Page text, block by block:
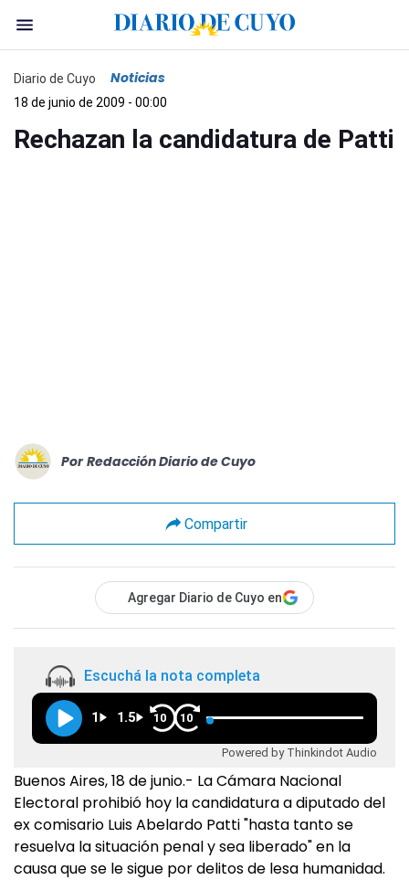
Diario de Cuyo Noticias
18 de junio de 2009 - 00:00
Rechazan la candidatura de Patti
Por Redacción Diario de Cuyo
Compartir
Agregar Diario de Cuyo en
Escuchá la nota completa
1 1.5 10 10
Powered by Thinkindot Audio
Buenos Aires, 18 de junio.- La Cámara Nacional
Electoral prohibió hoy la candidatura a diputado del
ex comisario Luis Abelardo Patti "hasta tanto se
resuelva la situación penal y sea liberado" en la
causa que se le sigue por delitos de lesa humanidad.